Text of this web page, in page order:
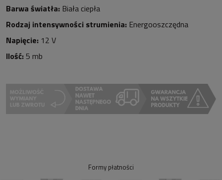
Barwa światła: Biała ciepła
Rodzaj intensywności strumienia: Energooszczędna
Napięcie: 12 V
Ilość: 5 mb
Formy płatności